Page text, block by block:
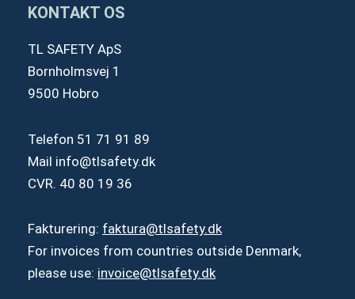
KONTAKT OS
TL SAFETY ApS
Bornholmsvej 1
9500 Hobro
Telefon 51 71 91 89
Mail info@tlsafety.dk
CVR. 40 80 19 36
Fakturering: faktura@tlsafety.dk
For invoices from countries outside Denmark,
please use: invoice@tlsafety.dk